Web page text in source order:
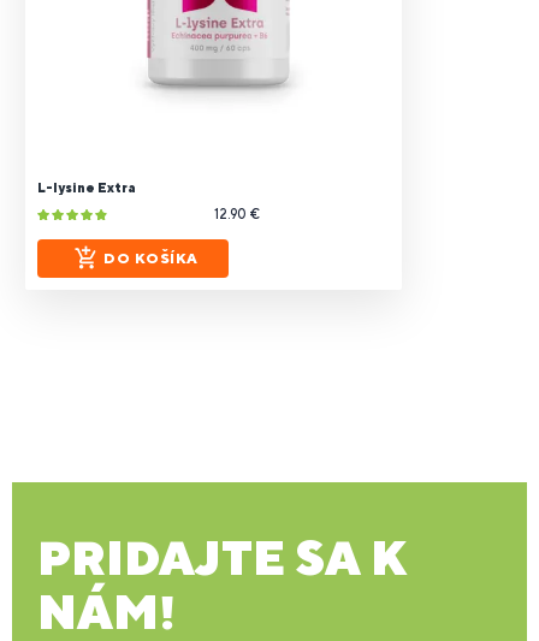
L-lysine Extra
12.90 €
DO KOŠÍKA
PRIDAJTE SA K
NÁM!